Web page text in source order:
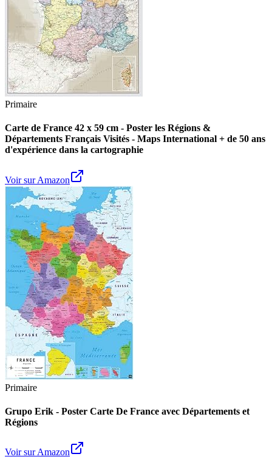
Primaire
Carte de France 42 x 59 cm - Poster les Régions &
Départements Français Visités - Maps International + de 50 ans
d'expérience dans la cartographie
Voir sur Amazon
Primaire
Grupo Erik - Poster Carte De France avec Départements et
Régions
Voir sur Amazon